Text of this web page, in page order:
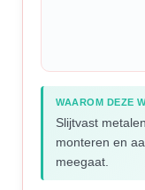
WAAROM DEZE
Slijtvast
monteren en
meegaat.